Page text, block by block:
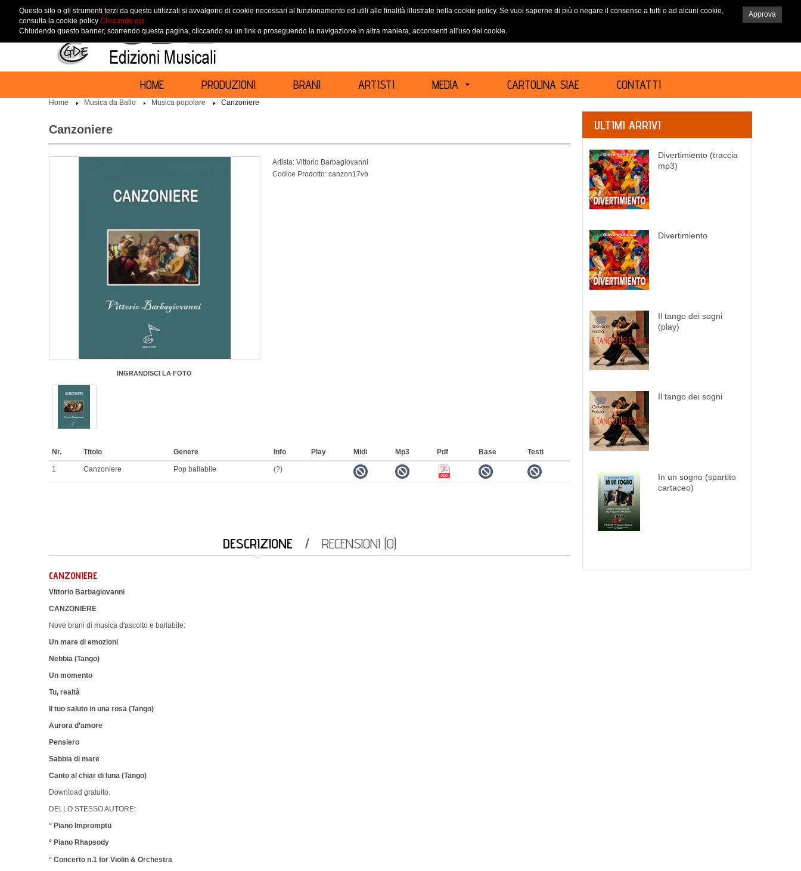
ACCEDI REGISTRATI
HOME PRODUZIONI BRANI ARTISTI MEDIA CARTOLINA SIAE CONTATTI
Home Musica da Ballo Musica popolare Canzoniere
ULTIMI ARRIVI
Divertimiento (traccia
mp3)
Divertimiento
Il tango dei sogni
(play)
Il tango dei sogni
In un sogno (spartito
cartaceo)
Canzoniere
INGRANDISCI LA FOTO
Artista: Vittorio Barbagiovanni
Codice Prodotto:canzon17vb
Nr. Titolo Genere Info Play Midi Mp3 Pdf Base Testi
1 Canzoniere Pop ballabile (?)
DESCRIZIONE RECENSIONI (0)
CANZONIERE
Vittorio Barbagiovanni
CANZONIERE
Nove brani di musica d'ascolto e ballabile:
Un mare di emozioni
Nebbia (Tango)
Un momento
Tu, realtà
Il tuo saluto in una rosa (Tango)
Aurora d’amore
Pensiero
Sabbia di mare
Canto al chiar di luna (Tango)
Download gratuito.
DELLO STESSO AUTORE:
° Piano Impromptu
° Piano Rhapsody
° Concerto n.1 for Violin & Orchestra
Approva
Questo sito o gli strumenti terzi da questo utilizzati si avvalgono di cookie necessari al funzionamento ed utili alle finalità illustrate nella cookie policy. Se vuoi saperne di più o negare il consenso a tutti o ad alcuni cookie,
consulta la cookie policy Cliccando qui
Chiudendo questo banner, scorrendo questa pagina, cliccando su un link o proseguendo la navigazione in altra maniera, acconsenti all'uso dei cookie.